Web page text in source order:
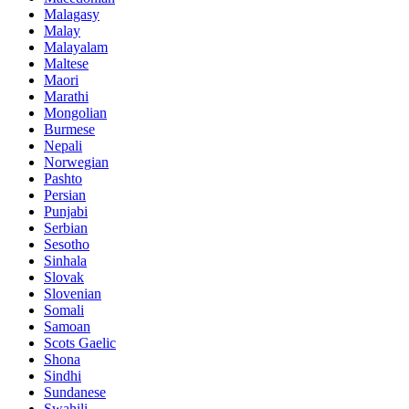
Malagasy
Malay
Malayalam
Maltese
Maori
Marathi
Mongolian
Burmese
Nepali
Norwegian
Pashto
Persian
Punjabi
Serbian
Sesotho
Sinhala
Slovak
Slovenian
Somali
Samoan
Scots Gaelic
Shona
Sindhi
Sundanese